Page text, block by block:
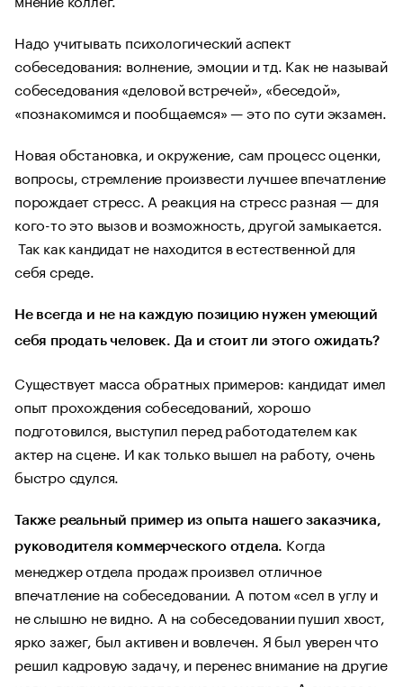
Надо учитывать психологический аспект
собеседования: волнение, эмоции и тд. Как не называй
собеседования «деловой встречей», «беседой»,
«познакомимся и пообщаемся» — это по сути экзамен.
Новая обстановка, и окружение, сам процесс оценки,
вопросы, стремление произвести лучшее впечатление
порождает стресс. А реакция на стресс разная — для
кого-то это вызов и возможность, другой замыкается.
Так как кандидат не находится в естественной для
себя среде.
Не всегда и не на каждую позицию нужен умеющий
себя продать человек. Да и стоит ли этого ожидать?
Существует масса обратных примеров: кандидат имел
опыт прохождения собеседований, хорошо
подготовился, выступил перед работодателем как
актер на сцене. И как только вышел на работу, очень
быстро сдулся.
Также реальный пример из опыта нашего заказчика,
руководителя коммерческого отдела. Когда
менеджер отдела продаж произвел отличное
впечатление на собеседовании. А потом «сел в углу и
не слышно не видно. А на собеседовании пушил хвост,
ярко зажег, был активен и вовлечен. Я был уверен что
решил кадровую задачу, и перенес внимание на другие